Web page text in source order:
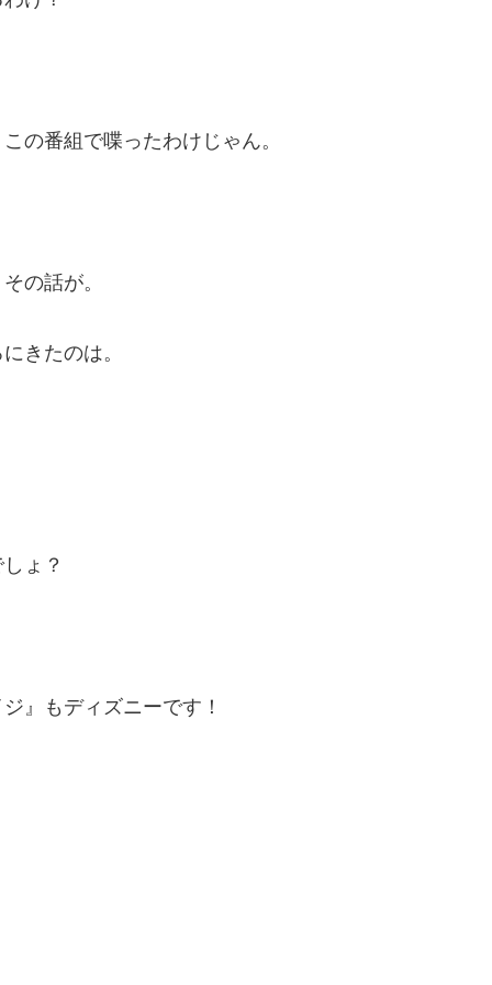
の番組で喋ったわけじゃん。
の話が。
きたのは。
ょ？
』もディズニーです！